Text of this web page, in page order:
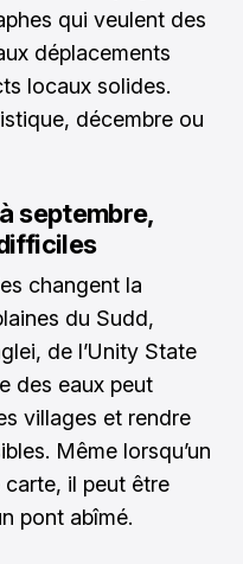
qui veulent des
déplacements
locaux solides.
décembre ou
septembre,
changent la
du Sudd,
de l’Unity State
des eaux peut
villages et rendre
Même lorsqu’un
il peut être
pont abîmé.